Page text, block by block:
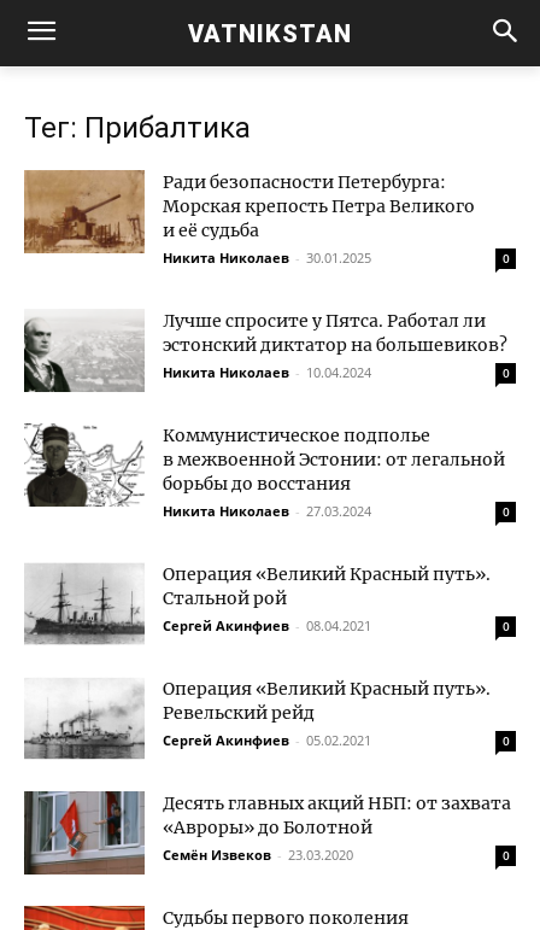
VATNIKSTAN
Тег: Прибалтика
Ради безопасности Петербурга:
Морская крепость Петра Великого
и её судьба
Никита Николаев - 30.01.2025 0
Лучше спросите у Пятса. Работал ли
эстонский диктатор на большевиков?
Никита Николаев - 10.04.2024 0
Коммунистическое подполье
в межвоенной Эстонии: от легальной
борьбы до восстания
Никита Николаев - 27.03.2024 0
Операция «Великий Красный путь».
Стальной рой
Сергей Акинфиев - 08.04.2021 0
Операция «Великий Красный путь».
Ревельский рейд
Сергей Акинфиев - 05.02.2021 0
Десять главных акций НБП: от захвата
«Авроры» до Болотной
Семён Извеков - 23.03.2020 0
Судьбы первого поколения